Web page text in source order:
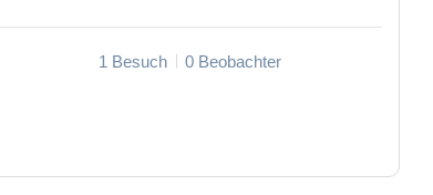
1 Besuch 0 Beobachter